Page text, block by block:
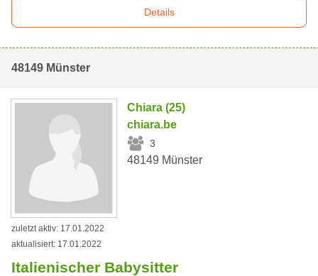
Details
48149 Münster
Chiara (25)
chiara.be
3
48149 Münster
zuletzt aktiv: 17.01.2022
aktualisiert: 17.01.2022
Italienischer Babysitter